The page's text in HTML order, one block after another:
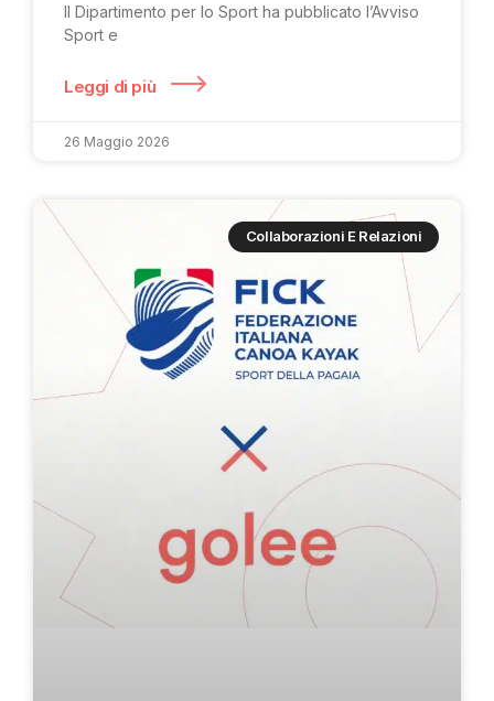
Il Dipartimento per lo Sport ha pubblicato l’Avviso
Sport e
Leggi di più
26 Maggio 2026
Collaborazioni E Relazioni